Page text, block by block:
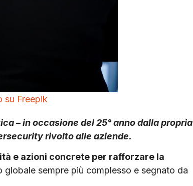
su Freepik
– in occasione del 25° anno dalla propria
rivolto alle aziende.
e azioni concrete per rafforzare la
globale sempre più complesso e segnato da